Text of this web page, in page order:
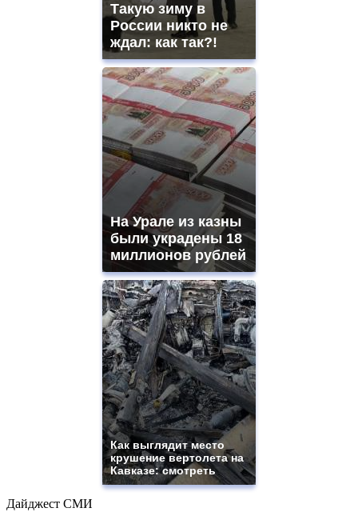
Такую зиму в
России никто не
ждал: как так?!
На Урале из казны
были украдены 18
миллионов рублей
Как выглядит место
крушение вертолета на
Кавказе: смотреть
Дайджест СМИ